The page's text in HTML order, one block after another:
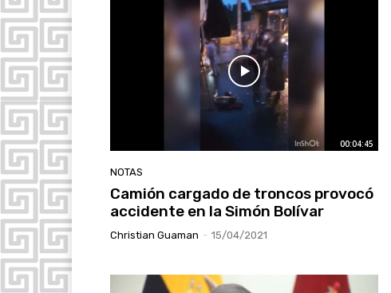
00:04:45
NOTAS
Camión cargado de troncos provocó
accidente en la Simón Bolívar
Christian Guaman - 15/04/2021